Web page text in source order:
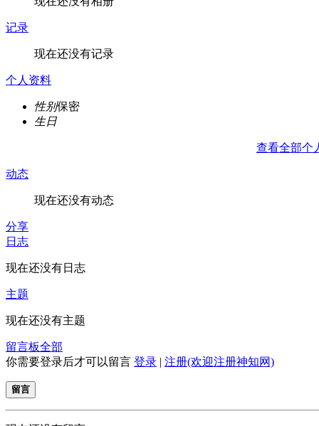
记录
现在还没有记录
个人资料
性别保密
生日
查看全部个
动态
现在还没有动态
分享
日志
现在还没有日志
主题
现在还没有主题
留言板全部
你需要登录后才可以留言 登录 | 注册(欢迎注册神知网)
留言